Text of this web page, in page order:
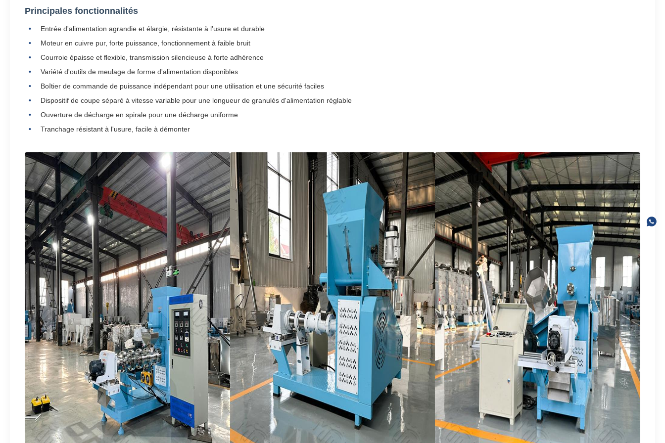
Principales fonctionnalités
Entrée d'alimentation agrandie et élargie, résistante à l'usure et durable
Moteur en cuivre pur, forte puissance, fonctionnement à faible bruit
Courroie épaisse et flexible, transmission silencieuse à forte adhérence
Variété d'outils de meulage de forme d'alimentation disponibles
Boîtier de commande de puissance indépendant pour une utilisation et une sécurité faciles
Dispositif de coupe séparé à vitesse variable pour une longueur de granulés d'alimentation réglable
Ouverture de décharge en spirale pour une décharge uniforme
Tranchage résistant à l'usure, facile à démonter